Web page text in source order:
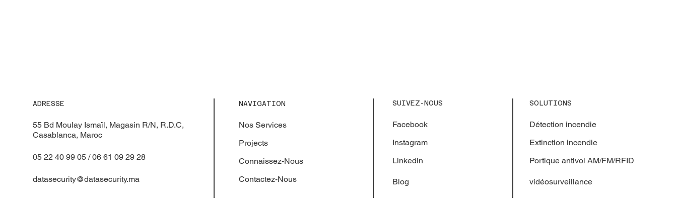
ADRESSE
55 Bd Moulay Ismaïl, Magasin R/N, R.D.C,
Casablanca, Maroc
05 22 40 99 05 / 06 61 09 29 28
datasecurity@datasecurity.ma
NAVIGATION
Nos Services
Projects
Connaissez-Nous
Contactez-Nous
SUIVEZ-NOUS
Facebook
Instagram
Linkedin
Blog
SOLUTIONS
Détection incendie
Extinction incendie
Portique antivol AM/FM/RFID
vidéosurveillance